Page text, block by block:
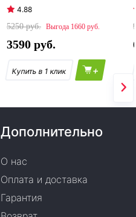
4.88
5250
1660
3590
+
Дополнительно
О нас
Оплата и доставка
Гарантия